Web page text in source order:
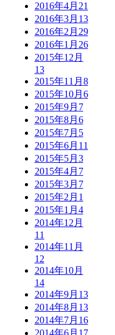
2016年4月 21
2016年3月 13
2016年2月 29
2016年1月 26
2015年12月
13
2015年11月 8
2015年10月 6
2015年9月 7
2015年8月 6
2015年7月 5
2015年6月 11
2015年5月 3
2015年4月 7
2015年3月 7
2015年2月 1
2015年1月 4
2014年12月
11
2014年11月
12
2014年10月
14
2014年9月 13
2014年8月 13
2014年7月 16